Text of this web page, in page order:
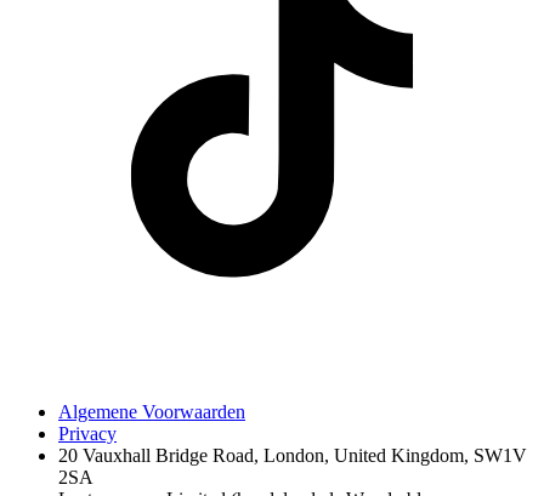
Algemene Voorwaarden
Privacy
20 Vauxhall Bridge Road, London, United Kingdom, SW1V
2SA